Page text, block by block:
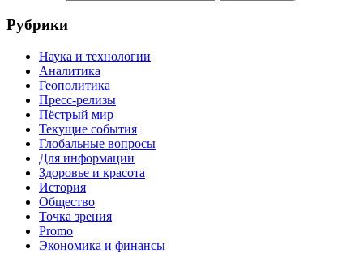
Рубрики
Наука и технологии
Аналитика
Геополитика
Пресс-релизы
Пёстрый мир
Текущие события
Глобальные вопросы
Для информации
Здоровье и красота
История
Общество
Точка зрения
Promo
Экономика и финансы